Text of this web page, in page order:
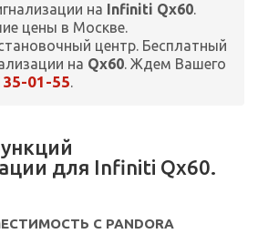
на Infiniti Qx60.
цены в Москве.
центр. Бесплатный
на Qx60. Ждем Вашего
01-55.
для Infiniti Qx60.
С PANDORA